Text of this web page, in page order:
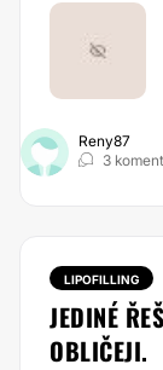
Reny87
3
LIPOFILLING
JEDINÉ
OBLIČEJI.